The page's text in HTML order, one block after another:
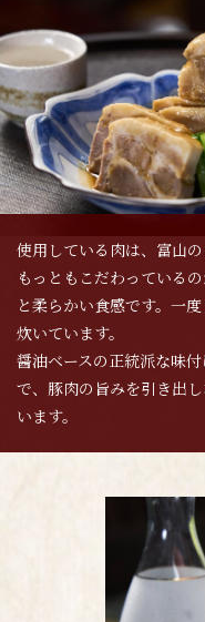
使用している肉は、富山
もっともこだわっている
と柔らかい食感です。一
炊いています。
醤油ベースの正統派な味
で、豚肉の旨みを引き出
います。